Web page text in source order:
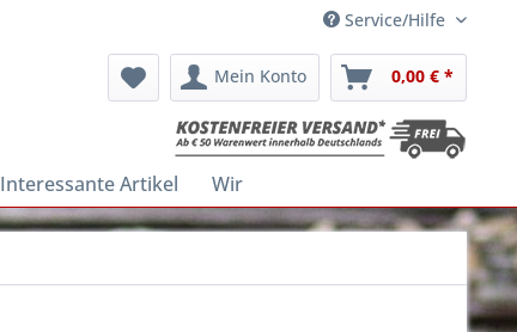
Service/Hilfe
Mein Konto 0,00 € *
Interessante Artikel Wir